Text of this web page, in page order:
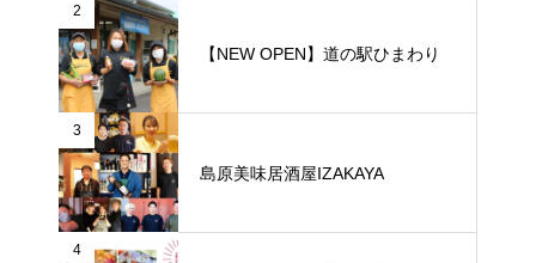
2
【NEW OPEN】道の駅ひまわり
3
島原美味居酒屋IZAKAYA
4